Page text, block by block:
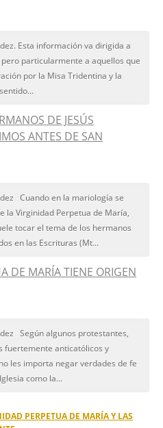
Esta información va dirigida a
particularmente a aquellos que
por la Misa Tridentina y la
DE JESÚS
ANTES DE SAN
Cuando en la mariología se
la Virginidad Perpetua de María,
tocar el tema de los hermanos
en las Escrituras (Mt...
DE MARÍA TIENE ORIGEN
Según algunos protestantes,
fuertemente anticatólicos y
les importa negar verdades de fe
como la...
PERPETUA DE MARÍA Y LAS